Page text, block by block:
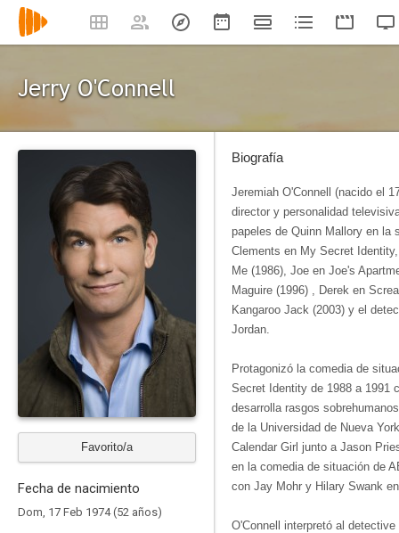
Jerry O'Connell
Favorito/a
Fecha de nacimiento
Dom, 17 Feb 1974 (52 años)
Biografía
Jeremiah O'Connell (nacido el
director y personalidad
papeles de Quinn Mallory en la
Clements en My Secret
Me (1986), Joe en Joe's
Maguire (1996) , Derek en
Kangaroo Jack (2003) y el
Jordan.
Protagonizó la comedia de
Secret Identity de 1988 a 1991
desarrolla rasgos
de la Universidad de Nueva
Calendar Girl junto a Jason
en la comedia de situación de
con Jay Mohr y Hilary Swank
O'Connell interpretó al